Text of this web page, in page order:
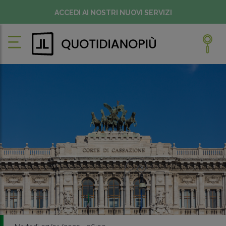
ACCEDI AI NOSTRI NUOVI SERVIZI